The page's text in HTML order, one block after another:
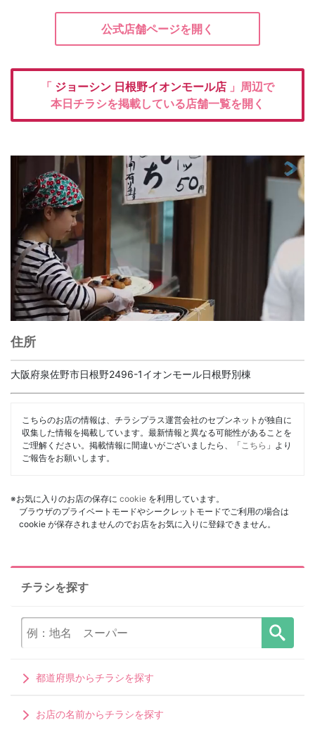
公式店舗ページを開く
「 ジョーシン 日根野イオンモール店 」周辺で
本日チラシを掲載している店舗一覧を開く
住所
大阪府泉佐野市日根野2496-1イオンモール日根野別棟
こちらのお店の情報は、チラシプラス運営会社のセブンネットが独自に
収集した情報を掲載しています。最新情報と異なる可能性があることを
ご理解ください。掲載情報に間違いがございましたら、「 こちら 」より
ご報告をお願いします。
※お気に入りのお店の保存に cookie を利用しています。
ブラウザのプライベートモードやシークレットモードでご利用の場合は
cookie が保存されませんのでお店をお気に入りに登録できません。
チラシを探す
都道府県からチラシを探す
お店の名前からチラシを探す